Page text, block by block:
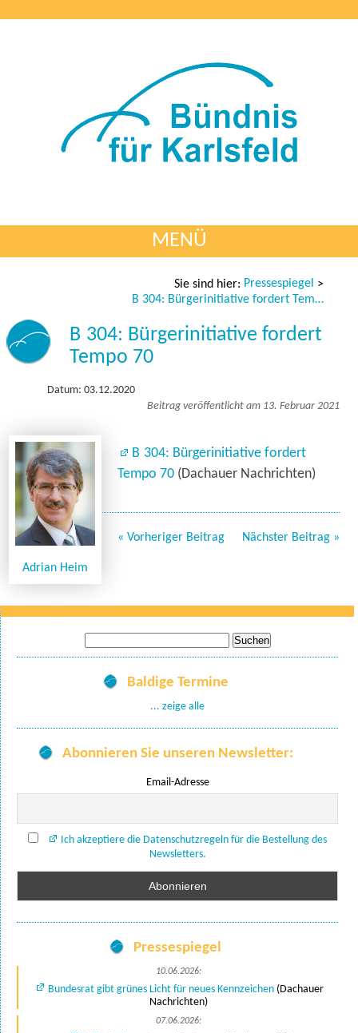
MENÜ
Sie sind hier: Pressespiegel >
B 304: Bürgerinitiative fordert Tempo 70
B 304: Bürgerinitiative fordert
Tempo 70
Datum: 03.12.2020
Beitrag veröffentlicht am 13. Februar 2021
Adrian Heim
B 304: Bürgerinitiative fordert
Tempo 70 (Dachauer Nachrichten)
« Vorheriger Beitrag Nächster Beitrag »
nach:
Baldige Termine
... zeige alle
Abonnieren Sie unseren Newsletter:
Email-Adresse
Ich akzeptiere die Datenschutzregeln für die Bestellung des
Newsletters.
Pressespiegel
10.06.2026:
Bundesrat gibt grünes Licht für neues Kennzeichen(Dachauer
Nachrichten)
07.06.2026: